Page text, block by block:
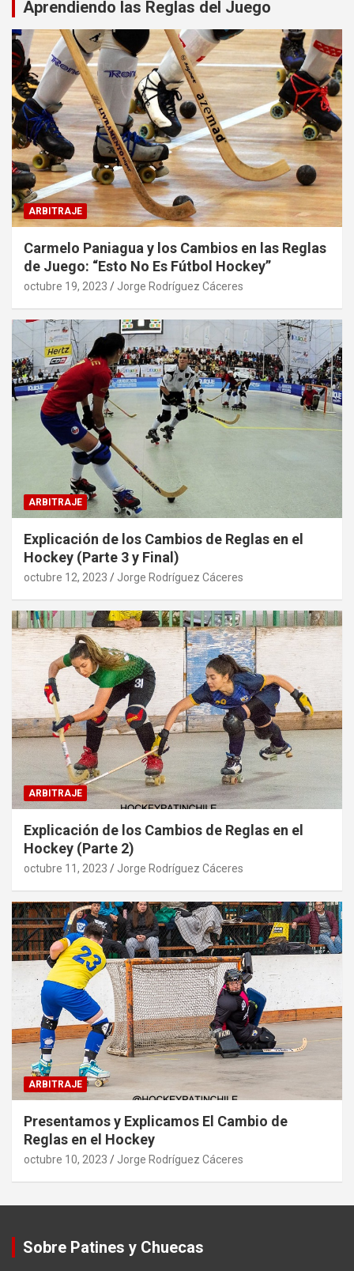
Aprendiendo las Reglas del Juego
ARBITRAJE
Carmelo Paniagua y los Cambios en las Reglas
de Juego: “Esto No Es Fútbol Hockey”
octubre 19, 2023 Jorge Rodríguez Cáceres
ARBITRAJE
Explicación de los Cambios de Reglas en el
Hockey (Parte 3 y Final)
octubre 12, 2023 Jorge Rodríguez Cáceres
ARBITRAJE
Explicación de los Cambios de Reglas en el
Hockey (Parte 2)
octubre 11, 2023 Jorge Rodríguez Cáceres
ARBITRAJE
Presentamos y Explicamos El Cambio de
Reglas en el Hockey
octubre 10, 2023 Jorge Rodríguez Cáceres
Sobre Patines y Chuecas